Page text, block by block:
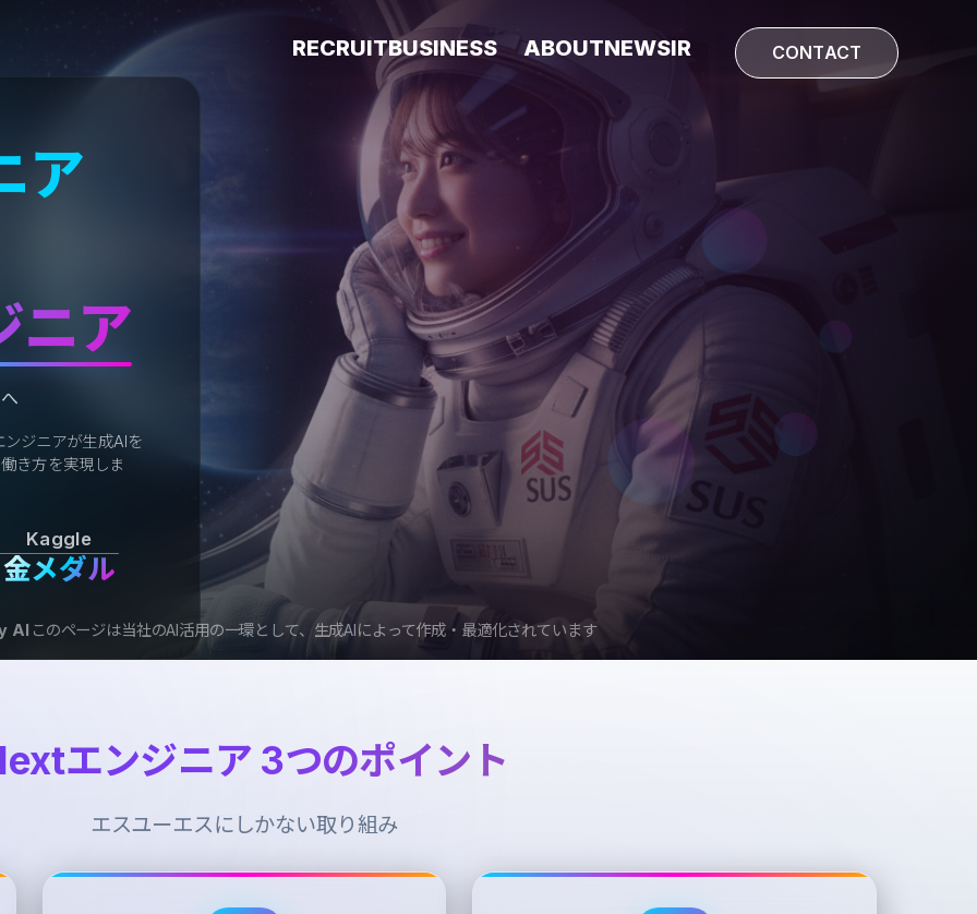
RECRUITBUSINESS ABOUTNEWSIR CONTACT
ア
ニア
ジニアが生成AIを
き方を実現しま
Kaggle
金メダル
AI このページは当社のAI活用の一環として、生成AIによって作成・最適化されています
エンジニア 3つのポイント
エスユーエスにしかない取り組み